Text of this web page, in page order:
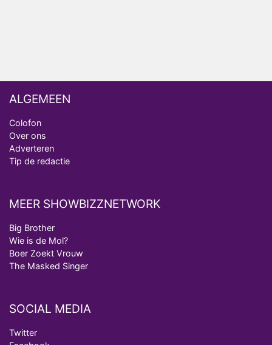
ALGEMEEN
Colofon
Over ons
Adverteren
Tip de redactie
MEER SHOWBIZZNETWORK
Big Brother
Wie is de Mol?
Boer Zoekt Vrouw
The Masked Singer
SOCIAL MEDIA
Twitter